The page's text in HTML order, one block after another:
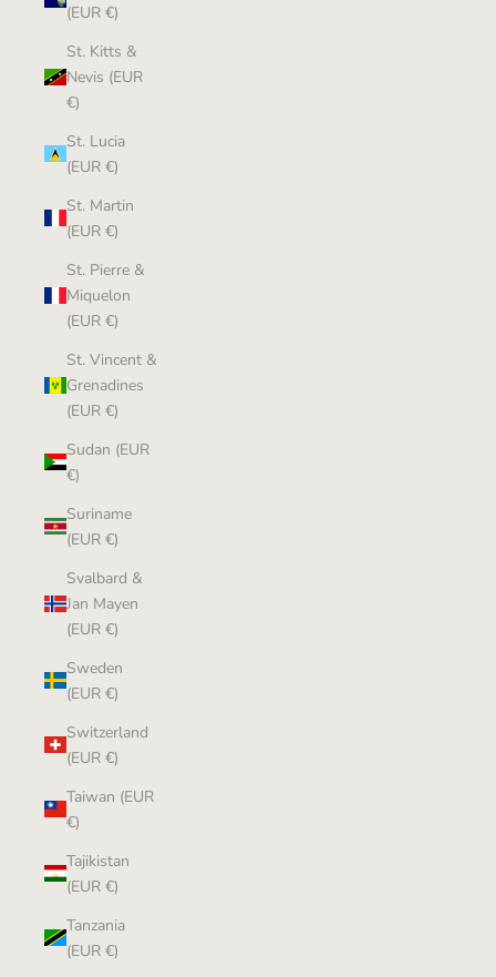
(EUR €)
St. Kitts &
Nevis (EUR
€)
St. Lucia
(EUR €)
St. Martin
(EUR €)
St. Pierre &
Miquelon
(EUR €)
St. Vincent &
Grenadines
(EUR €)
Sudan (EUR
€)
Suriname
(EUR €)
Svalbard &
Jan Mayen
(EUR €)
Sweden
(EUR €)
Switzerland
(EUR €)
Taiwan (EUR
€)
Tajikistan
(EUR €)
Tanzania
(EUR €)